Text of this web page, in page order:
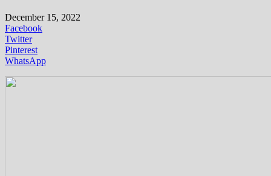
December 15, 2022
Facebook
Twitter
Pinterest
WhatsApp